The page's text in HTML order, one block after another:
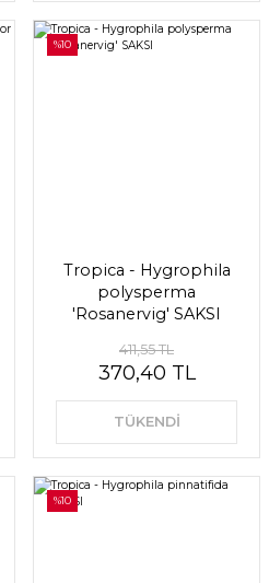
%10
Tropica - Hygrophila
polysperma
'Rosanervig' SAKSI
411,55 TL
370,40 TL
TÜKENDİ
%10